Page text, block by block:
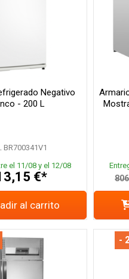
Negativo
- 200 L
BR700341V1
el 11/08 y el 12/08
€*
al carrito
-